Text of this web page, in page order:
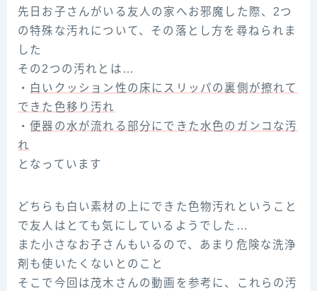
先日お子さんがいる友人の家へお邪魔した際、2つ
の特殊な汚れについて、その落とし方を尋ねられま
した
その2つの汚れとは…
・ 白いクッション性の床にスリッパの裏側が擦れて
できた色移り汚れ
・便器の水が流れる部分にできた水色のガンコな汚
れ
となっています
どちらも白い素材の上にできた色物汚れということ
で友人はとても気にしているようでした…
また小さなお子さんもいるので、あまり危険な洗浄
剤も使いたくないとのこと
そこで今回は茂木さんの動画を参考に、これらの汚